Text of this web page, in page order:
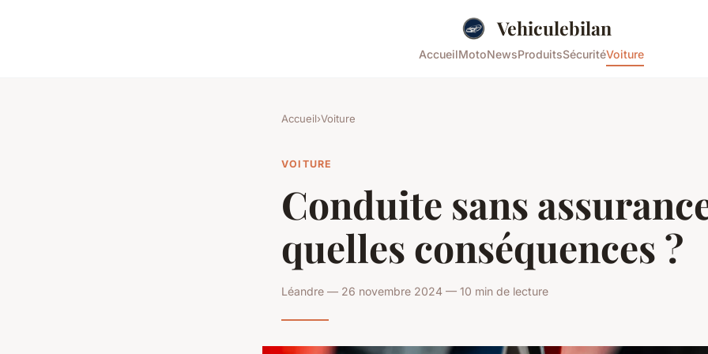
Vehiculebilan
AccueilMotoNewsProduitsSécuritéVoiture
Accueil›Voiture
VOITURE
Conduite sans
quelles conséquences ?
Léandre — 26 novembre 2024 — 10 min de lecture